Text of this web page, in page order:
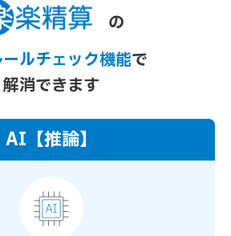
の
ルチェック機能で
解消できます
AI【推論】